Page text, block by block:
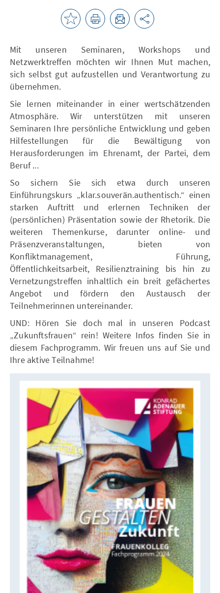
Mit unseren Seminaren, Workshops und
Netzwerktreffen möchten wir Ihnen Mut machen,
sich selbst gut aufzustellen und Verantwortung zu
übernehmen.
Sie lernen miteinander in einer wertschätzenden
Atmosphäre. Wir unterstützen mit unseren
Seminaren Ihre persönliche Entwicklung und geben
Hilfestellungen für die Bewältigung von
Herausforderungen im Ehrenamt, der Partei, dem
Beruf ...
So sichern Sie sich etwa durch unseren
Einführungskurs „klar.souverän.authentisch.“ einen
starken Auftritt und erlernen Techniken der
(persönlichen) Präsentation sowie der Rhetorik. Die
weiteren Themenkurse, darunter online- und
Präsenzveranstaltungen, bieten von
Konfliktmanagement, Führung,
Öffentlichkeitsarbeit, Resilienztraining bis hin zu
Vernetzungstreffen inhaltlich ein breit gefächertes
Angebot und fördern den Austausch der
Teilnehmerinnen untereinander.
UND: Hören Sie doch mal in unseren Podcast
„Zukunftsfrauen“ rein! Weitere Infos finden Sie in
diesem Fachprogramm. Wir freuen uns auf Sie und
Ihre aktive Teilnahme!